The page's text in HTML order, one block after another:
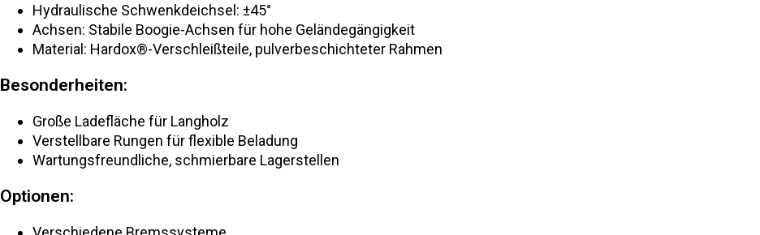
Hydraulische Schwenkdeichsel: ±45°
Achsen: Stabile Boogie-Achsen für hohe Geländegängigkeit
Material: Hardox®-Verschleißteile, pulverbeschichteter Rahmen
Besonderheiten:
Große Ladefläche für Langholz
Verstellbare Rungen für flexible Beladung
Wartungsfreundliche, schmierbare Lagerstellen
Optionen: